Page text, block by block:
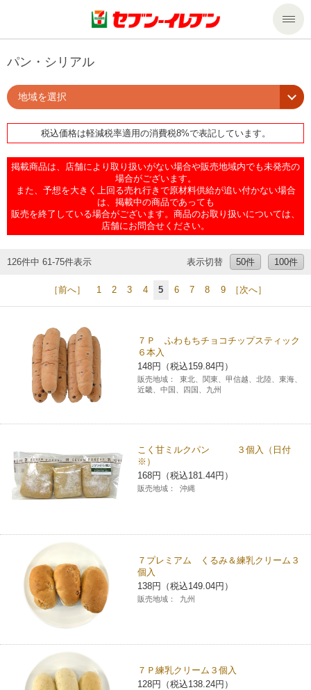
商品のご案内
商品のご案内トップ
今週の新商品
商品カテゴリ一覧
食の安全・安心への取組み
プリペイドカード・金券
セール・キャンペーン
サービス
nanacoトップ
マルチコピー機でできることトップ
プリント
チケット
スポーツ振興くじ
行政サービス
保険
学び・教育
便利なサービス
切手・はがき・印紙
各種料金のお支払い
レジでApple Accountにチャージ
オンラインフォトサービス
宅配ロッカー（店舗限定）
チケットサービス
セブンチケット
チケットぴあ
CNプレイガイド
セブン‐イレブンでお受取り
タワーレコード
停電時のサービス停止のお知らせ
企業情報トップ
ニュースリリース
ごあいさつ
企業理念
会社概要
沿革
国内店舗数
セブン‐イレブンの海外事業
データで見るセブン‐イレブン
セブン‐イレブンの「商品力」
セブン-イレブンの横顔
私たちの取組み
サステナビリティ
サステナビリティトップ
セブン＆アイ・ホールディングスの重点課題
サステナビリティ活動基本方針
GREEN CHALLENGE 2050
4VISIONS
サステナビリティレポート
報告書ライブラリー
加盟店オーナー募集
アルバイト情報 採用情報
店舗検索
ネットショッピング
Language
English (Corporate)
中文[繁體字](服務)
简体中文(服务)
한국어(서비스)
ภาษาไทย(บริการ)
パン・シリアル
地域を選択
税込価格は軽減税率適用の消費税8%で表記しています。
掲載商品は、店舗により取り扱いがない場合や販売地域内でも未発売の
場合がございます。
また、予想を大きく上回る売れ行きで原材料供給が追い付かない場合
は、掲載中の商品であっても
販売を終了している場合がございます。商品のお取り扱いについては、
店舗にお問合せください。
126件中 61-75件表示 表示切替 50件 100件
［前へ］ 1 2 3 4 5 6 7 8 9 ［次へ］
７Ｐ ふわもちチョコチップスティック
６本入
148円（税込159.84円）
販売地域：
東北、関東、甲信越、北陸、東海、
近畿、中国、四国、九州
こく甘ミルクパン ３個入（日付
※）
168円（税込181.44円）
販売地域： 沖縄
７プレミアム くるみ＆練乳クリーム３
個入
138円（税込149.04円）
販売地域： 九州
７Ｐ練乳クリーム３個入
128円（税込138.24円）